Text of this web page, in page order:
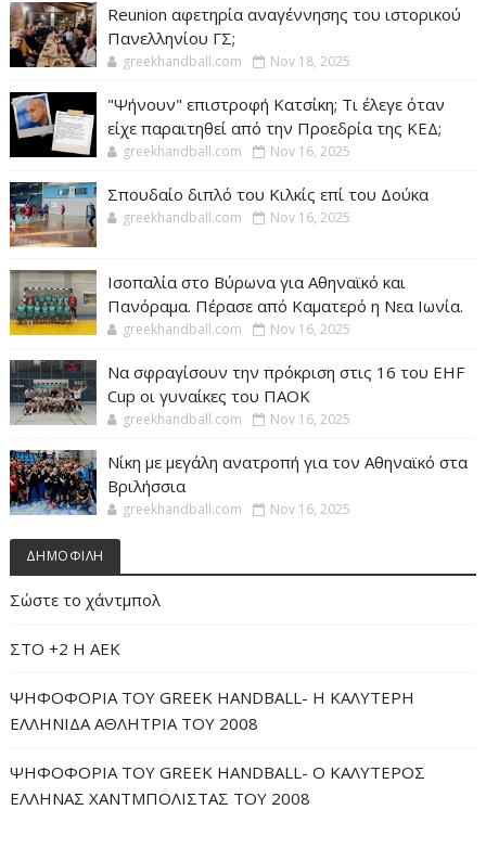
Reunion αφετηρία αναγέννησης του ιστορικού
Πανελληνίου ΓΣ;
greekhandball.com Nov 18, 2025
"Ψήνουν" επιστροφή Κατσίκη; Τι έλεγε όταν
είχε παραιτηθεί από την Προεδρία της ΚΕΔ;
greekhandball.com Nov 16, 2025
Σπουδαίο διπλό του Κιλκίς επί του Δούκα
greekhandball.com Nov 16, 2025
Ισοπαλία στο Βύρωνα για Αθηναϊκό και
Πανόραμα. Πέρασε από Καματερό η Νεα Ιωνία.
greekhandball.com Nov 16, 2025
Να σφραγίσουν την πρόκριση στις 16 του EHF
Cup οι γυναίκες του ΠΑΟΚ
greekhandball.com Nov 16, 2025
Νίκη με μεγάλη ανατροπή για τον Αθηναϊκό στα
Βριλήσσια
greekhandball.com Nov 16, 2025
ΔΗΜΟΦΙΛΗ
Σώστε το χάντμπολ
ΣΤΟ +2 Η ΑΕΚ
ΨΗΦΟΦΟΡΙΑ ΤΟΥ GREEK HANDBALL- H ΚΑΛΥΤΕΡΗ
ΕΛΛΗΝΙΔΑ ΑΘΛΗΤΡΙΑ ΤΟΥ 2008
ΨΗΦΟΦΟΡΙΑ ΤΟΥ GREEK HANDBALL- O ΚΑΛΥΤΕΡΟΣ
ΕΛΛΗΝΑΣ ΧΑΝΤΜΠΟΛΙΣΤΑΣ ΤΟΥ 2008